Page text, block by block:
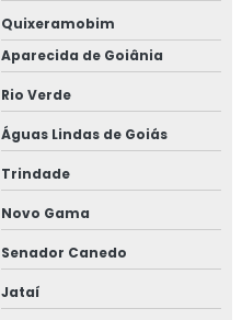
Quixeramobim
Aparecida de Goiânia
Rio Verde
Águas Lindas de Goiás
Trindade
Novo Gama
Senador Canedo
Jataí